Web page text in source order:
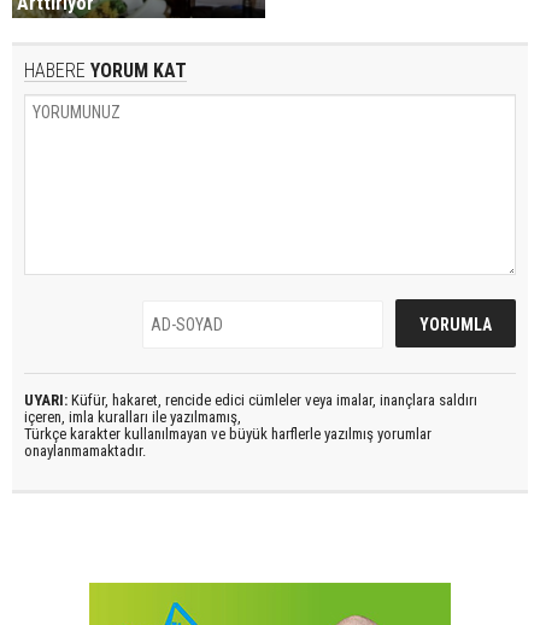
HABERE YORUM KAT
UYARI: Küfür, hakaret, rencide edici cümleler veya imalar, inançlara saldırı
içeren, imla kuralları ile yazılmamış,
Türkçe karakter kullanılmayan ve büyük harflerle yazılmış yorumlar
onaylanmamaktadır.